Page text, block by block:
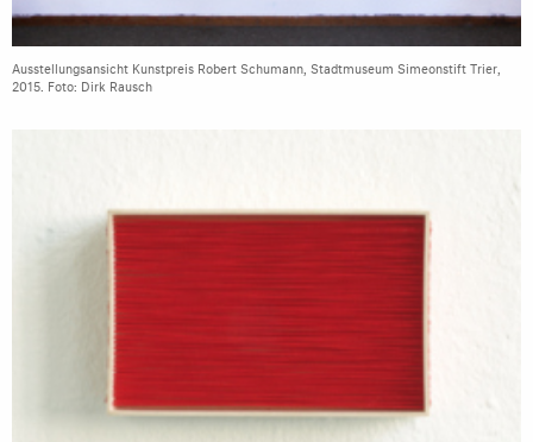
Ausstellungsansicht Kunstpreis Robert Schumann, Stadtmuseum Simeonstift Trier,
2015. Foto: Dirk Rausch